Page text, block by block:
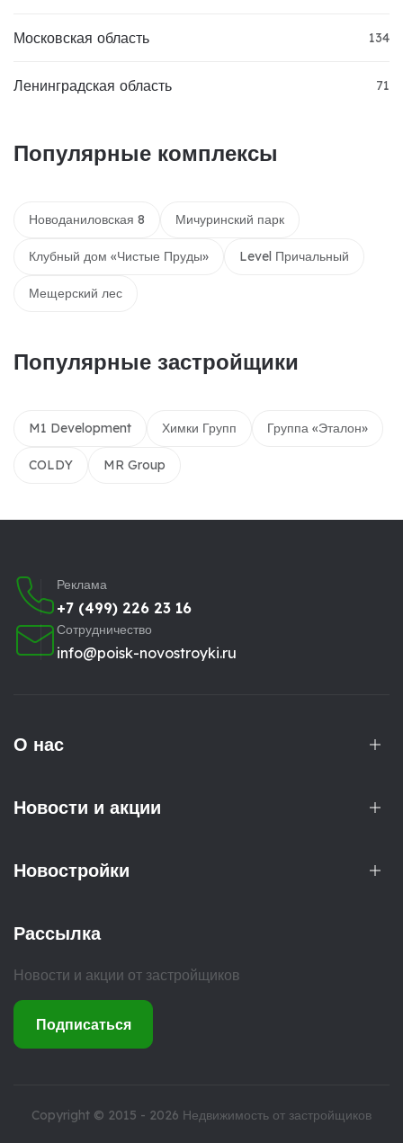
Московская область 134
Ленинградская область 71
Популярные комплексы
Новоданиловская 8 Мичуринский парк
Клубный дом «Чистые Пруды» Level Причальный
Мещерский лес
Популярные застройщики
M1 Development Химки Групп Группа «Эталон»
COLDY MR Group
Реклама
+7 (499) 226 23 16
Сотрудничество
info@poisk-novostroyki.ru
О нас
Новости и акции
Новостройки
Рассылка
Новости и акции от застройщиков
Подписаться
Copyright © 2015 - 2026 Недвижимость от застройщиков